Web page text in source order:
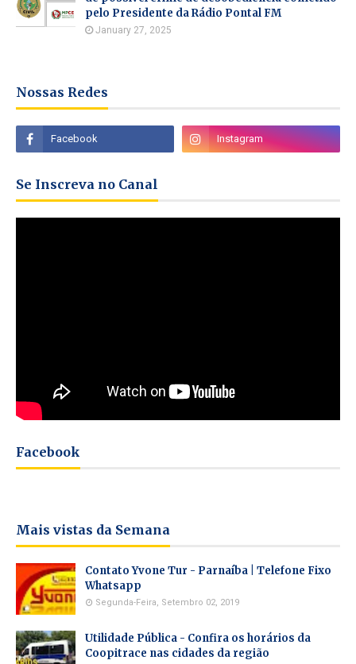
pelo Presidente da Rádio Pontal FM
January 27, 2025
Nossas Redes
Se Inscreva no Canal
Facebook
Mais vistas da Semana
Contato Yvone Tur - Parnaíba | Telefone Fixo
Whatsapp
Segunda-Feira, Setembro 02, 2019
Utilidade Pública - Confira os horários da
Coopitrace nas cidades da região